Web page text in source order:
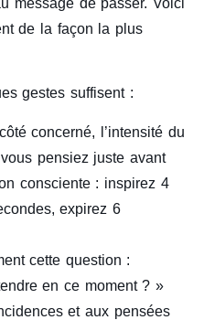
message de passer. Voici
de la façon la plus
gestes suffisent :
concerné, l’intensité du
pensiez juste avant
consciente : inspirez 4
expirez 6
cette question :
en ce moment ? »
et aux pensées